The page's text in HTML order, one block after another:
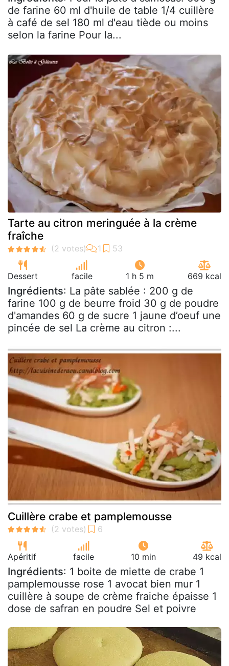
de farine 60 ml d'huile de table 1/4 cuillère
à café de sel 180 ml d'eau tiède ou moins
selon la farine Pour la...
Tarte au citron meringuée à la crème
fraîche
Dessert facile 1 h 5 m 669 kcal
Ingrédients: La pâte sablée : 200 g de
farine 100 g de beurre froid 30 g de poudre
d'amandes 60 g de sucre 1 jaune d’oeuf une
pincée de sel La crème au citron :...
Cuillère crabe et pamplemousse
Apéritif facile 10 min 49 kcal
Ingrédients: 1 boite de miette de crabe 1
pamplemousse rose 1 avocat bien mur 1
cuillère à soupe de crème fraiche épaisse 1
dose de safran en poudre Sel et poivre